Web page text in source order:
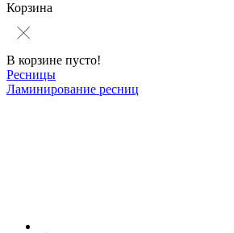
Корзина
В корзине пусто!
Ресницы
Ламинирование ресниц